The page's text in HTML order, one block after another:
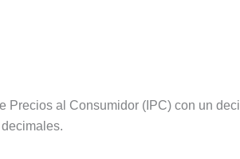
Precios al Consumidor (IPC) con un